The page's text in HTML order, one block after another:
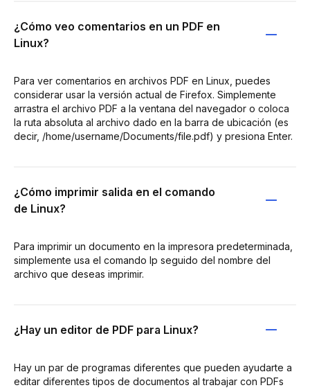
¿Cómo veo comentarios en un PDF en
Linux?
Para ver comentarios en archivos PDF en Linux, puedes
considerar usar la versión actual de Firefox. Simplemente
arrastra el archivo PDF a la ventana del navegador o coloca
la ruta absoluta al archivo dado en la barra de ubicación (es
decir, /home/username/Documents/file.pdf) y presiona Enter.
¿Cómo imprimir salida en el comando
de Linux?
Para imprimir un documento en la impresora predeterminada,
simplemente usa el comando lp seguido del nombre del
archivo que deseas imprimir.
¿Hay un editor de PDF para Linux?
Hay un par de programas diferentes que pueden ayudarte a
editar diferentes tipos de documentos al trabajar con PDFs